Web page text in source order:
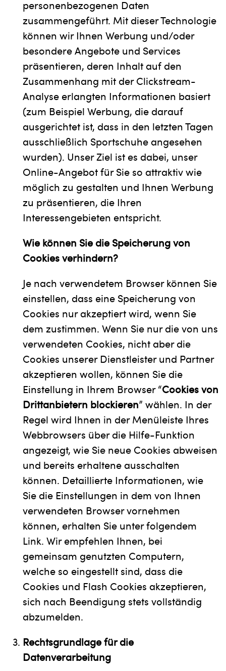
personenbezogenen Daten
zusammengeführt. Mit dieser Technologie
können wir Ihnen Werbung und/oder
besondere Angebote und Services
präsentieren, deren Inhalt auf den
Zusammenhang mit der Clickstream-
Analyse erlangten Informationen basiert
(zum Beispiel Werbung, die darauf
ausgerichtet ist, dass in den letzten Tagen
ausschließlich Sportschuhe angesehen
wurden). Unser Ziel ist es dabei, unser
Online-Angebot für Sie so attraktiv wie
möglich zu gestalten und Ihnen Werbung
zu präsentieren, die Ihren
Interessengebieten entspricht.
Wie können Sie die Speicherung von
Cookies verhindern?
Je nach verwendetem Browser können Sie
einstellen, dass eine Speicherung von
Cookies nur akzeptiert wird, wenn Sie
dem zustimmen. Wenn Sie nur die von uns
verwendeten Cookies, nicht aber die
Cookies unserer Dienstleister und Partner
akzeptieren wollen, können Sie die
Einstellung in Ihrem Browser “Cookies von
Drittanbietern blockieren” wählen. In der
Regel wird Ihnen in der Menüleiste Ihres
Webbrowsers über die Hilfe-Funktion
angezeigt, wie Sie neue Cookies abweisen
und bereits erhaltene ausschalten
können. Detaillierte Informationen, wie
Sie die Einstellungen in dem von Ihnen
verwendeten Browser vornehmen
können, erhalten Sie unter folgendem
Link. Wir empfehlen Ihnen, bei
gemeinsam genutzten Computern,
welche so eingestellt sind, dass die
Cookies und Flash Cookies akzeptieren,
sich nach Beendigung stets vollständig
abzumelden.
Rechtsgrundlage für die
Datenverarbeitung